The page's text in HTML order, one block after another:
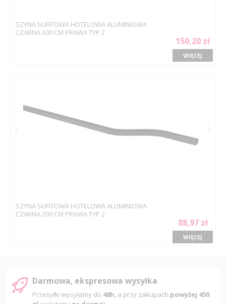
SZYNA SUFITOWA HOTELOWA ALUMINIOWA
CZARNA 300 CM PRAWA TYP 2
150,20 zł
WIĘCEJ
SZYNA SUFITOWA HOTELOWA ALUMINIOWA
CZARNA 200 CM PRAWA TYP 2
88,97 zł
WIĘCEJ
Darmowa, ekspresowa wysyłka
Przesyłki wysyłamy do 48h, a przy zakupach powyżej 450